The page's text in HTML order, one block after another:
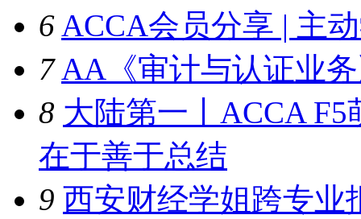
6 ACCA会员分享 | 主
7 AA《审计与认证业
8 大陆第一丨ACCA
在于善于总结
9 西安财经学姐跨专业